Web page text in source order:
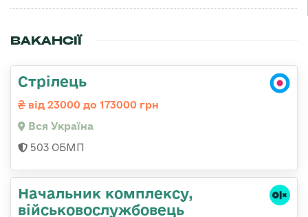
ВАКАНСІЇ
Стрілець
від 23000 до 173000 грн
Вся Україна
503 ОБМП
Начальник комплексу,
військовослужбовець